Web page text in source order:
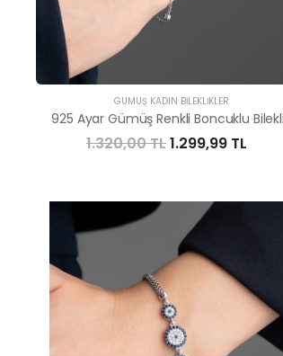
GÜMÜŞ KADIN BILEKLIKLER
925 Ayar Gümüş Renkli Boncuklu
1.320,00 TL1.299,99 TL